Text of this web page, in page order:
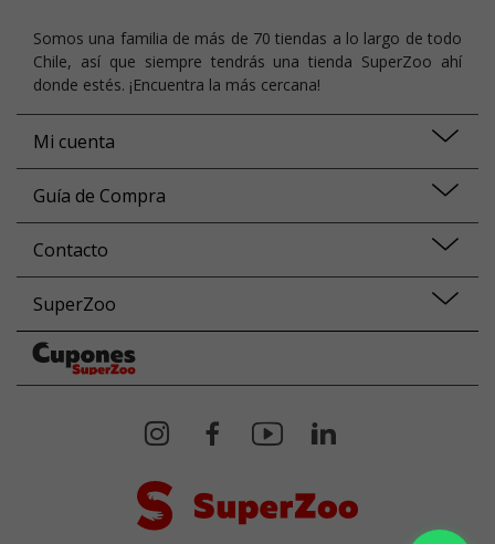
Somos una familia de más de 70 tiendas a lo largo de todo
Chile, así que siempre tendrás una tienda SuperZoo ahí
donde estés. ¡Encuentra la más cercana!
Mi cuenta
Guía de Compra
Contacto
SuperZoo